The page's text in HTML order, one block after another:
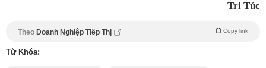
Tri Túc
Theo Doanh Nghiệp Tiếp Thị Copy link
Từ Khóa: